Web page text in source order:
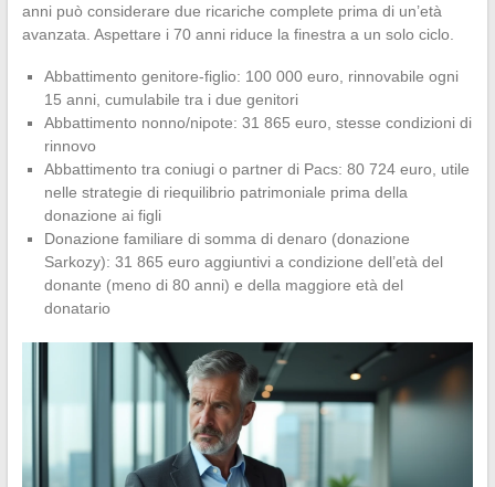
anni può considerare due ricariche complete prima di un’età
avanzata. Aspettare i 70 anni riduce la finestra a un solo ciclo.
Abbattimento genitore-figlio: 100 000 euro, rinnovabile ogni
15 anni, cumulabile tra i due genitori
Abbattimento nonno/nipote: 31 865 euro, stesse condizioni di
rinnovo
Abbattimento tra coniugi o partner di Pacs: 80 724 euro, utile
nelle strategie di riequilibrio patrimoniale prima della
donazione ai figli
Donazione familiare di somma di denaro (donazione
Sarkozy): 31 865 euro aggiuntivi a condizione dell’età del
donante (meno di 80 anni) e della maggiore età del
donatario